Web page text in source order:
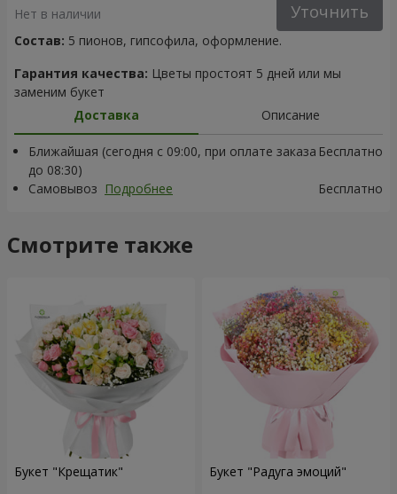
Нет в наличии Уточнить
Состав: 5 пионов, гипсофила, оформление.
Гарантия качества: Цветы простоят 5 дней или мы
заменим букет
Доставка
Описание
Ближайшая (сегодня с 09:00, при оплате заказа
до 08:30)
Бесплатно
Самовывоз Подробнее Бесплатно
Смотрите также
Букет "Крещатик" Букет "Радуга эмоций"